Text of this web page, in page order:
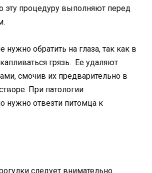
эту процедуру выполняют перед
нужно обратить на глаза, так как в
грязь. Ее удаляют
смочив их предварительно в
При патологии
нужно отвезти питомца к
следует внимательно